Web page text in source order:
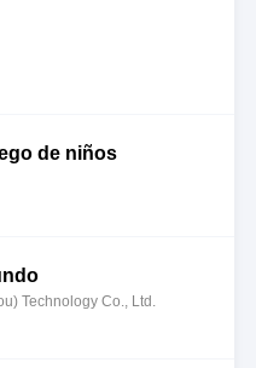
de niños
Technology Co., Ltd.